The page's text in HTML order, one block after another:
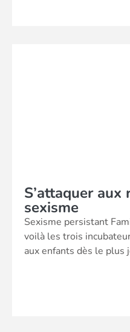
S’attaquer aux
sexisme
Sexisme persistant
voilà les trois
aux enfants dès le plus